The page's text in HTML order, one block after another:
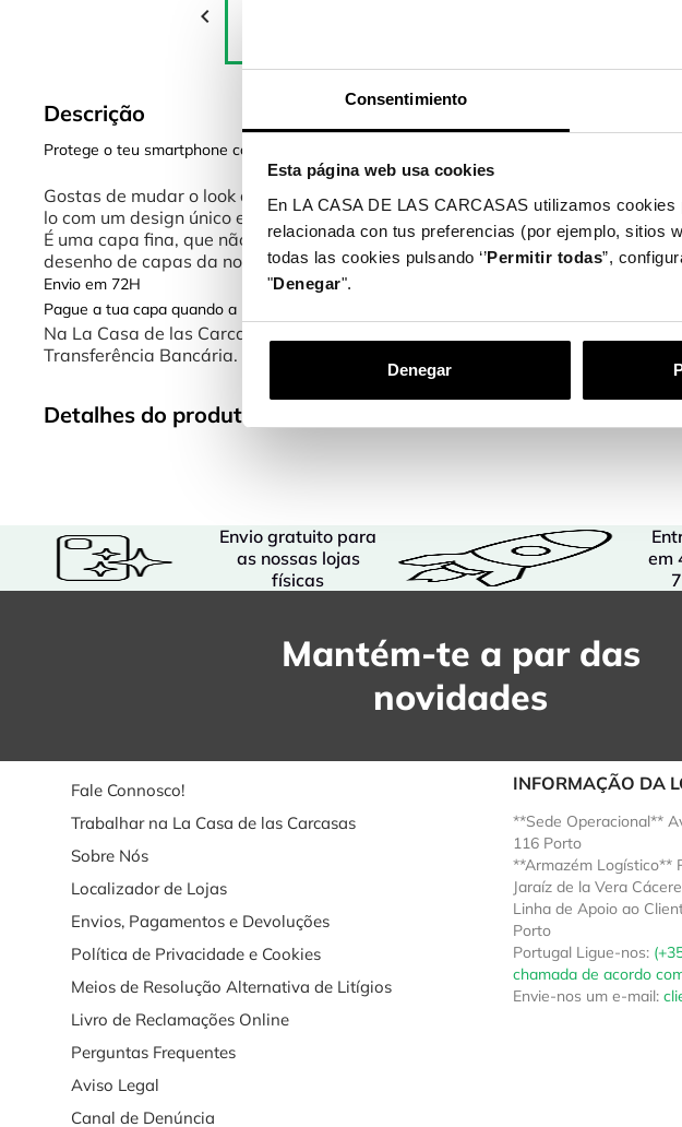
Consentimiento
Esta página web usa cookies
En LA CASA DE LAS CARCASAS utilizamos
relacionada con tus preferencias (por ejemplo, sitios
todas las cookies pulsando ‘’Permitir todas”,
"Denegar".
Denegar

Descrição
Protege o teu smartphone com as nossas novas capas
Gostas de mudar o look do teu telemóvel? Com as novas capas para
lo com um design único e divertido.
É uma capa fina, que não acrescenta muito peso ou volume ao telemóvel.
desenho de capas da nossa loja online é uma escolha perfeita.
Envio em 72H
Pague a tua capa quando a receberes!
Na La Casa de las Carcasas temos diferentes formas de pagamento: Cartão,
Transferência Bancária.
Detalhes do produto
Envio gratuito para
as nossas lojas
físicas
em
Mantém-te a par das
novidades
Fale Connosco!
Trabalhar na La Casa de las Carcasas
Sobre Nós
Localizador de Lojas
Envios, Pagamentos e Devoluções
Política de Privacidade e Cookies
Meios de Resolução Alternativa de Litígios
Livro de Reclamações Online
Perguntas Frequentes
Aviso Legal
Canal de Denúncia
INFORMAÇÃO DA
**Sede Operacional**
116 Porto
**Armazém Logístico**
Jaraíz de la Vera
Linha de Apoio ao
Porto
Portugal Ligue-nos:
chamada de acordo
Envie-nos um e-mail: